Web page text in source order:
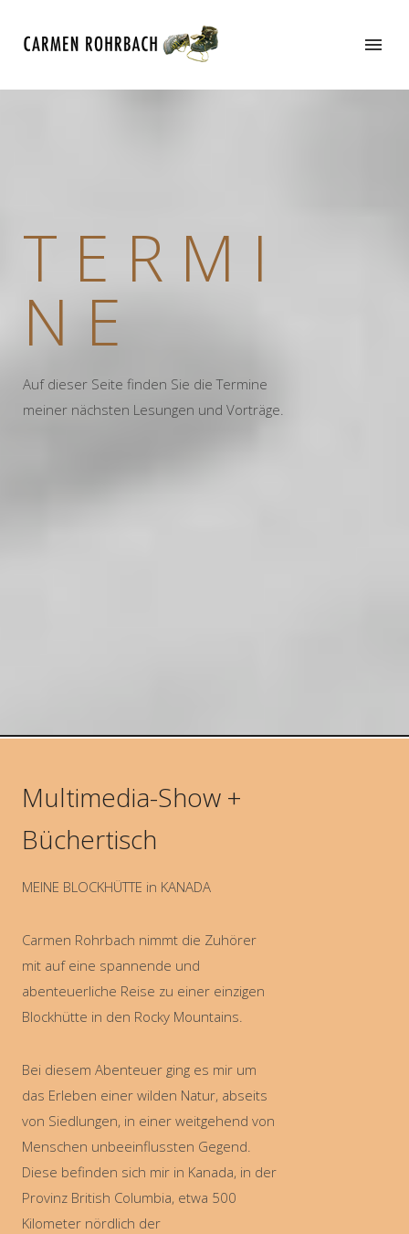
T E R M I
N E
Auf dieser Seite finden Sie die Termine
meiner nächsten Lesungen und Vorträge.
Multimedia-Show +
Büchertisch
MEINE BLOCKHÜTTE in KANADA
Carmen Rohrbach nimmt die Zuhörer
mit auf eine spannende und
abenteuerliche Reise zu einer einzigen
Blockhütte in den Rocky Mountains.
Bei diesem Abenteuer ging es mir um
das Erleben einer wilden Natur, abseits
von Siedlungen, in einer weitgehend von
Menschen unbeeinflussten Gegend.
Diese befinden sich mir in Kanada, in der
Provinz British Columbia, etwa 500
Kilometer nördlich der